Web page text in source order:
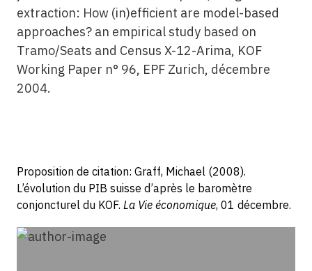
extraction: How (in)efficient are model-based
approaches? an empirical study based on
Tramo/Seats and Census X-12-Arima, KOF
Working Paper n° 96, EPF Zurich, décembre
2004.
Proposition de citation: Graff, Michael (2008).
L’évolution du PIB suisse d’après le baromètre
conjoncturel du KOF. La Vie économique, 01 décembre.